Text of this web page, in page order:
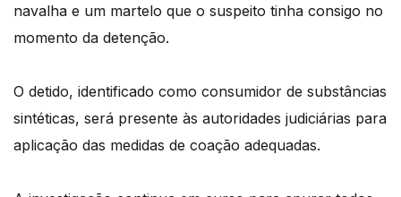
navalha e um martelo que o suspeito tinha consigo no
momento da detenção.
O detido, identificado como consumidor de substâncias
sintéticas, será presente às autoridades judiciárias para
aplicação das medidas de coação adequadas.